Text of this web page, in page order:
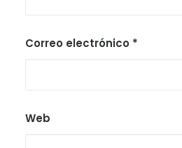
Correo electrónico *
Web